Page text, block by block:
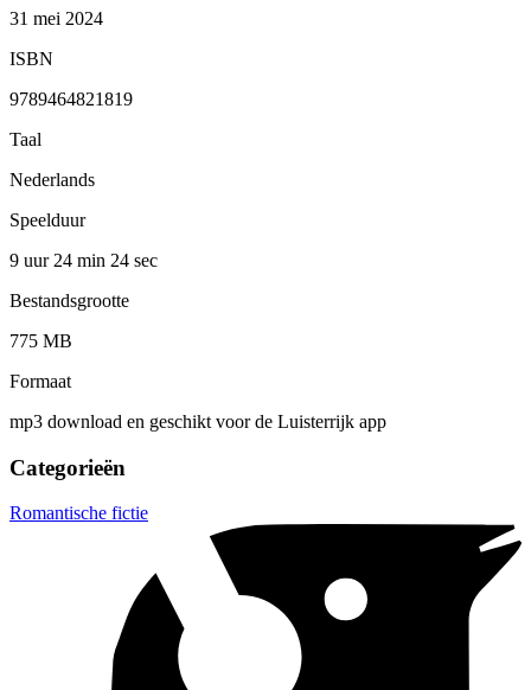
31 mei 2024
ISBN
9789464821819
Taal
Nederlands
Speelduur
9 uur 24 min 24 sec
Bestandsgrootte
775 MB
Formaat
mp3 download en geschikt voor de Luisterrijk app
Categorieën
Romantische fictie